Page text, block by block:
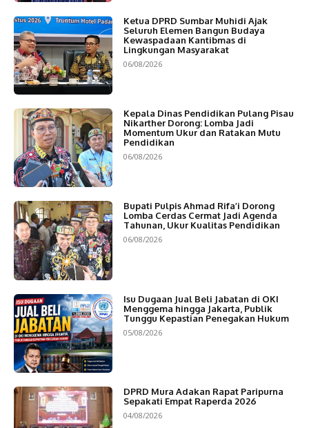
Ketua DPRD Sumbar Muhidi Ajak
Seluruh Elemen Bangun Budaya
Kewaspadaan Kantibmas di
Lingkungan Masyarakat
06/08/2026
Kepala Dinas Pendidikan Pulang Pisau
Nikarther Dorong: Lomba Jadi
Momentum Ukur dan Ratakan Mutu
Pendidikan
06/08/2026
Bupati Pulpis Ahmad Rifa’i Dorong
Lomba Cerdas Cermat Jadi Agenda
Tahunan, Ukur Kualitas Pendidikan
06/08/2026
Isu Dugaan Jual Beli Jabatan di OKI
Menggema hingga Jakarta, Publik
Tunggu Kepastian Penegakan Hukum
05/08/2026
DPRD Mura Adakan Rapat Paripurna
Sepakati Empat Raperda 2026
04/08/2026